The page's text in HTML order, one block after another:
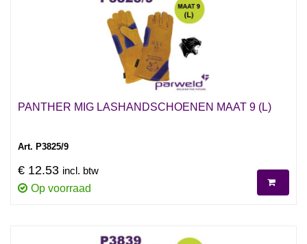
PANTHER MIG LASHANDSCHOENEN MAAT 9 (L)
Art. P3825/9
€ 12.53 incl. btw
Op voorraad